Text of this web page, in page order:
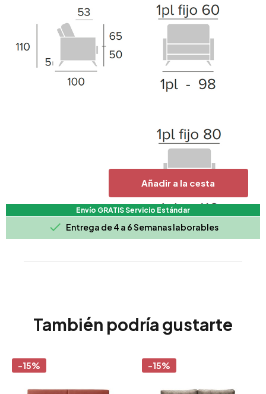
Añadir a la cesta
Envío GRATIS Servicio Estándar
 Entrega de 4 a 6 Semanas laborables
También podría gustarte
-15% -15%